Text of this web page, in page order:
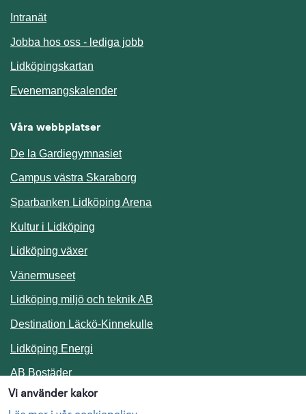
Vi använder kakor
IntranätLänk till annan webbplats.
Jobba hos oss - lediga jobb
Lidköpingskartan
EvenemangskalenderLänk till annan webbplats.
Våra webbplatser
De la Gardiegymnasiet
Campus västra Skaraborg
Sparbanken Lidköping Arena
Kultur i Lidköping
Lidköping växer
Vänermuseet
Lidköping miljö och teknik AB
Destination Läckö-KinnekulleLänk till annan webbplats.
Lidköping Energi
AB BostäderLänk till annan webbplats.
Följ oss i sociala medier